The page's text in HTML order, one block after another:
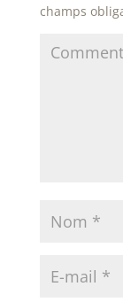
champs